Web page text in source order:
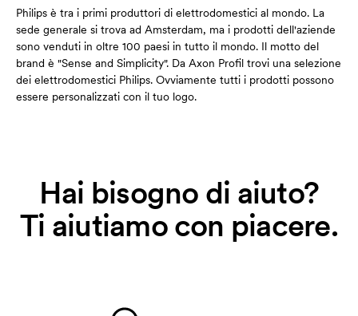
Philips è tra i primi produttori di elettrodomestici al mondo. La
sede generale si trova ad Amsterdam, ma i prodotti dell'aziende
sono venduti in oltre 100 paesi in tutto il mondo. Il motto del
brand è "Sense and Simplicity". Da Axon Profil trovi una selezione
dei elettrodomestici Philips. Ovviamente tutti i prodotti possono
essere personalizzati con il tuo logo.
Hai bisogno di aiuto?
Ti aiutiamo con piacere.